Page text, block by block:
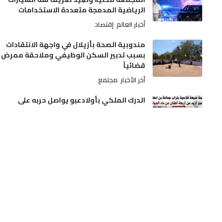
الرياضية المدمجة متعددة الاستخدامات
أخبار العالم إقتصاد
مندوبية الصحة بأزيلال في واجهة الانتقادات
بسبب تدبير السكن الوظيفي وملاحقة ممرض
قضائياً
أخر الأخبار مجتمع
الدرك الملكي بأولادعبو يواصل حربه على
ترويج الممنوعات.. مداهمة ضيعة فلاحية